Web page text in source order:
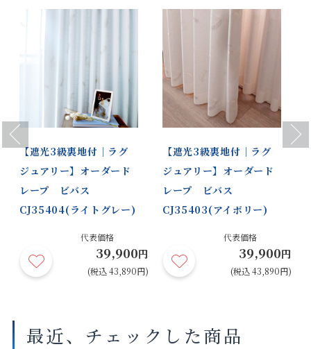
Previous
【遮光3級裏地付｜ラグ
ジュアリー】オーダード
レープ ビバス
CJ35404(ライトグレー)
代表価格
39,900円
(税込 43,890円)
【遮光3級裏地付｜ラグ
ジュアリー】オーダード
レープ ビバス
CJ35403(アイボリー)
代表価格
39,900円
(税込 43,890円)
Next
最近、チェックした商品